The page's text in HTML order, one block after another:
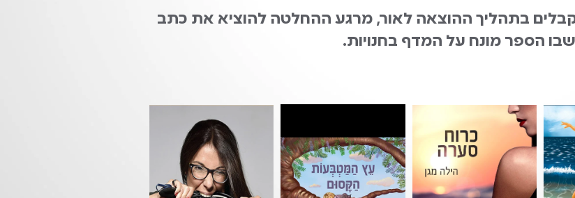
מקבלים בתהליך ההוצאה לאור, מרגע ההחלטה להוציא את כתב
הספר מונח על המדף בחנויות.